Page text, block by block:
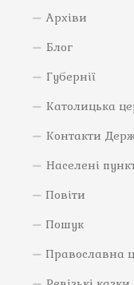
Архіви
Блог
Губернії
Католицька
Контакти
Населені
Повіти
Пошук
Православна